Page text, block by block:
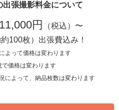
出張撮影料金について
円
（税込）〜
100枚）出張費込み！
よって価格は変わります
価格は変わります
によって、納品枚数は変わります